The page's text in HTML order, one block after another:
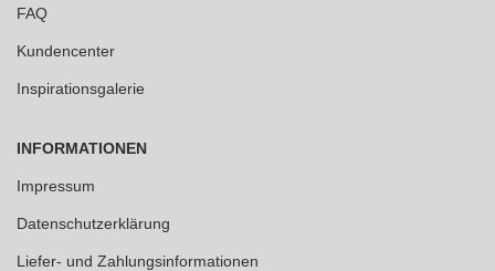
FAQ
Kundencenter
Inspirationsgalerie
INFORMATIONEN
Impressum
Datenschutzerklärung
Liefer- und Zahlungsinformationen